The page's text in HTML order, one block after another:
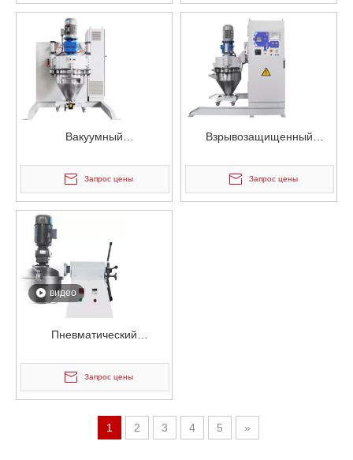
для порошка
для порошка
Вакуумный
смеситель для порошка
непрерывного действия
Запрос цены
Взрывозащищенный
электростатический
смеситель для контейнеров
Запрос цены
видео
Пневматический
электростатический
смеситель для контейнеров
Запрос цены
1 2 3 4 5 »